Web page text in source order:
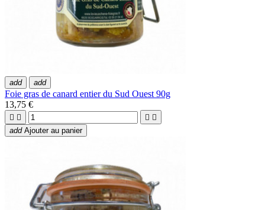
add add
Foie gras de canard entier du Sud Ouest 90g
13,75 €
   
add Ajouter au panier